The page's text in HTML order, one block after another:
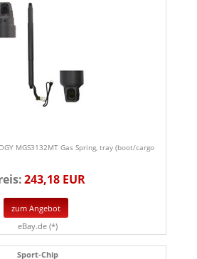
MGS3132MT Gas Spring, tray (boot/cargo
243,18 EUR
zum Angebot
eBay.de (*)
Sport-Chip